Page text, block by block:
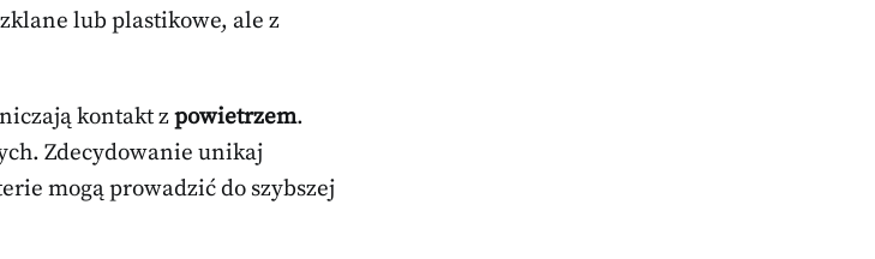
lub plastikowe, ale z
kontakt zpowietrzem.
Zdecydowanie unikaj
mogą prowadzić do szybszej